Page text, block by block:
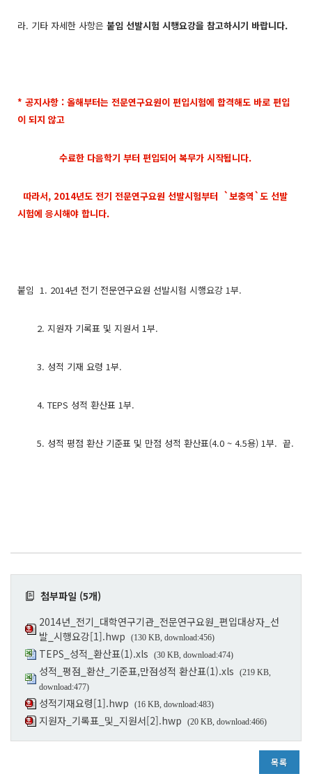
라. 기타 자세한 사항은 붙임 선발시험 시행요강을 참고하시기 바랍니다.
* 공지사항 : 올해부터는 전문연구요원이 편입시험에 합격해도 바로 편입
이 되지 않고
수료한 다음학기 부터 편입되어 복무가 시작됩니다.
따라서, 2014년도 전기 전문연구요원 선발시험부터 `보충역`도 선발
시험에 응시해야 합니다.
붙임 1. 2014년 전기 전문연구요원 선발시험 시행요강 1부.
2. 지원자 기록표 및 지원서 1부.
3. 성적 기재 요령 1부.
4. TEPS 성적 환산표 1부.
5. 성적 평점 환산 기준표 및 만점 성적 환산표(4.0 ~ 4.5용) 1부. 끝.
첨부파일 (5개)
2014년_전기_대학연구기관_전문연구요원_편입대상자_선
발_시행요강[1].hwp
(130 KB, download:456)
TEPS_성적_환산표(1).xls (30 KB, download:474)
성적_평점_환산_기준표,만점성적 환산표(1).xls
(219 KB,
download:477)
성적기재요령[1].hwp (16 KB, download:483)
지원자_기록표_및_지원서[2].hwp (20 KB, download:466)
목록